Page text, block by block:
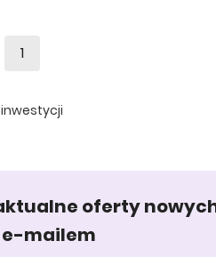
1
oferty
mailem